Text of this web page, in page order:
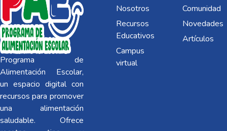
Programa de
Alimentación Escolar,
un espacio digital con
recursos para promover
una alimentación
saludable. Ofrece
Nosotros
Recursos
Educativos
Campus
virtual
Comunidad
Novedades
Artículos